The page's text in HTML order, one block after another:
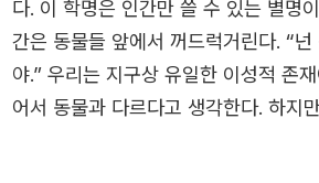
다. 이 학명은 인간만 쓸 수 있는 별명
간은 동물들 앞에서 꺼드럭거린다. “넌
야.” 우리는 지구상 유일한 이성적 존
어서 동물과 다르다고 생각한다. 하지
자초한다. 가짜 정보에 잘 속는다. 우리